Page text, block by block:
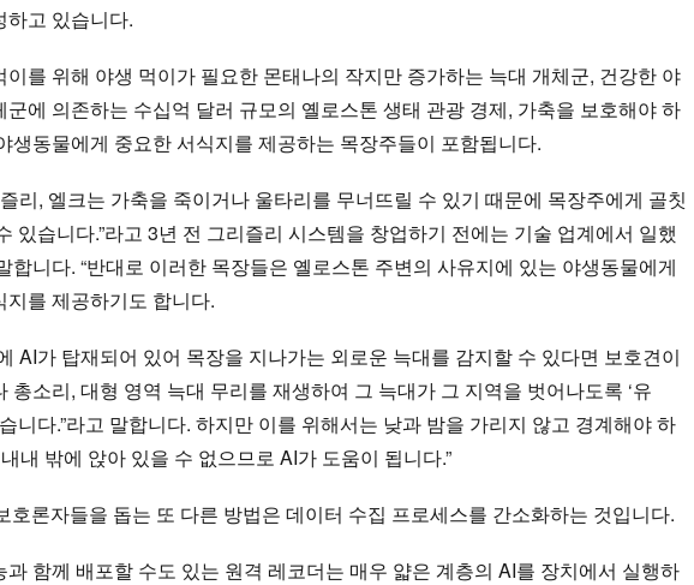
하고 있습니다.
이를 위해 야생 먹이가 필요한 몬태나의 작지만 증가하는 늑대 개체군, 건강한 야
군에 의존하는 수십억 달러 규모의 옐로스톤 생태 관광 경제, 가축을 보호해야 하
생동물에게 중요한 서식지를 제공하는 목장주들이 포함됩니다.
리, 엘크는 가축을 죽이거나 울타리를 무너뜨릴 수 있기 때문에 목장주에게 골칫
있습니다.”라고 3년 전 그리즐리 시스템을 창업하기 전에는 기술 업계에서 일했
합니다. “반대로 이러한 목장들은 옐로스톤 주변의 사유지에 있는 야생동물에게
지를 제공하기도 합니다.
AI가 탑재되어 있어 목장을 지나가는 외로운 늑대를 감지할 수 있다면 보호견이
총소리, 대형 영역 늑대 무리를 재생하여 그 늑대가 그 지역을 벗어나도록 ‘유
니다.”라고 말합니다. 하지만 이를 위해서는 낮과 밤을 가리지 않고 경계해야 하
내 밖에 앉아 있을 수 없으므로 AI가 도움이 됩니다.”
호론자들을 돕는 또 다른 방법은 데이터 수집 프로세스를 간소화하는 것입니다.
과 함께 배포할 수도 있는 원격 레코더는 매우 얇은 계층의 AI를 장치에서 실행하